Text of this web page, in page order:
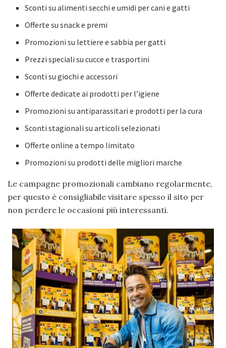
Sconti su alimenti secchi e umidi per cani e gatti
Offerte su snack e premi
Promozioni su lettiere e sabbia per gatti
Prezzi speciali su cucce e trasportini
Sconti su giochi e accessori
Offerte dedicate ai prodotti per l’igiene
Promozioni su antiparassitari e prodotti per la cura
Sconti stagionali su articoli selezionati
Offerte online a tempo limitato
Promozioni su prodotti delle migliori marche
Le campagne promozionali cambiano regolarmente,
per questo è consigliabile visitare spesso il sito per
non perdere le occasioni più interessanti.